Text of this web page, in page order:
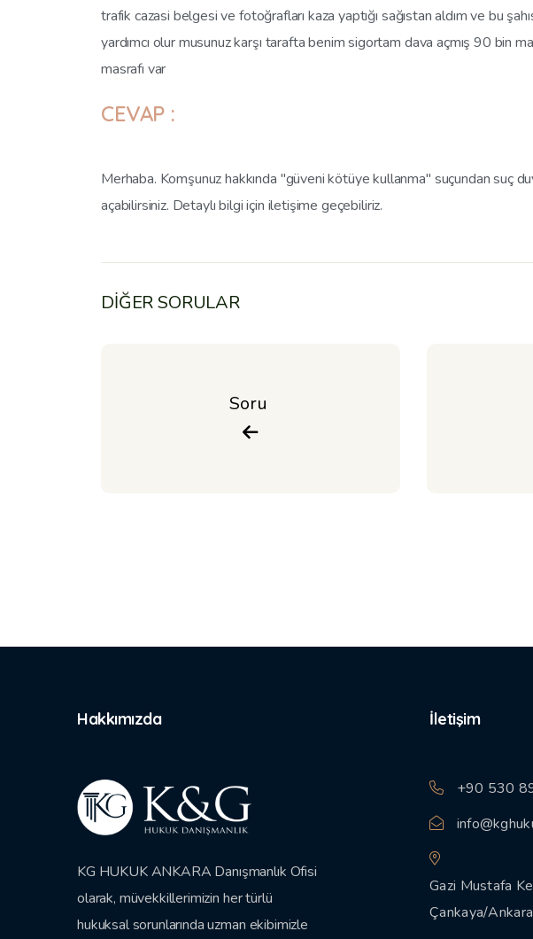
trafik cazasi belgesi ve fotoğrafları kaza yaptığı sağıstan aldım ve bu
yardımcı olur musunuz karşı tarafta benim sigortam dava açmış 90 bin
masrafı var
CEVAP :
Merhaba. Komşunuz hakkında "güveni kötüye kullanma" suçundan suç
açabilirsiniz. Detaylı bilgi için iletişime geçebiliriz.
DİĞER SORULAR
Soru
Hakkımızda
KG HUKUK ANKARA Danışmanlık Ofisi
olarak, müvekkillerimizin her türlü
hukuksal sorunlarında uzman ekibimizle
İletişim
+90 530
Gazi Mustafa
Çankaya/Ankara